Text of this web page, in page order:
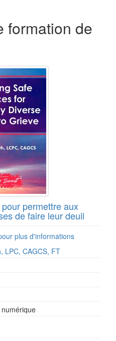
formation de
permettre aux
de faire leur deuil
plus d'informations
LPC, CAGCS, FT